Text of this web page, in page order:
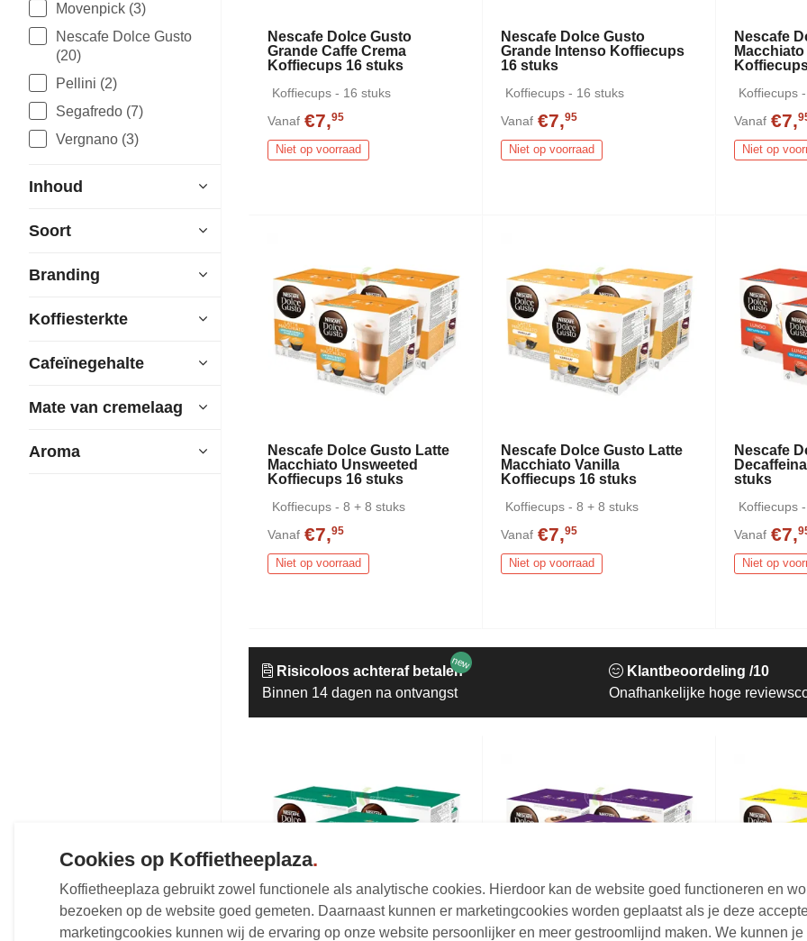
Movenpick (3)
Nescafe Dolce Gusto
(20)
Pellini (2)
Segafredo (7)
Vergnano (3)
Inhoud
Soort
Branding
Koffiesterkte
Cafeïnegehalte
Mate van cremelaag
Aroma
Nescafe Dolce Gusto
Grande Caffe Crema
Koffiecups 16 stuks
Koffiecups - 16 stuks
Vanaf €7,95
Niet op voorraad
Nescafe Dolce Gusto
Grande Intenso Koffiecups
16 stuks
Koffiecups - 16 stuks
Vanaf €7,95
Niet op voorraad
Nescafe
Macchiato
Koffiecups
Vanaf €7,
Niet op
Nescafe Dolce Gusto Latte
Macchiato Unsweeted
Koffiecups 16 stuks
Koffiecups - 8 + 8 stuks
Vanaf €7,95
Niet op voorraad
Nescafe Dolce Gusto Latte
Macchiato Vanilla
Koffiecups 16 stuks
Koffiecups - 8 + 8 stuks
Vanaf €7,95
Niet op voorraad
Nescafe
stuks
Koffiecups
Vanaf €7,
Niet op
Risicoloos achteraf betalen
Binnen 14 dagen na ontvangst
new
Klantbeoordeling /10
Onafhankelijke hoge
Cookies op Koffietheeplaza.
Koffietheeplaza gebruikt zowel functionele als analytische cookies. Hierdoor kan de website goed functioneren en
bezoeken op de website goed gemeten. Daarnaast kunnen er marketingcookies worden geplaatst als je deze
marketingcookies kunnen wij de ervaring op onze website persoonlijker en meer gestroomlijnd maken. We kunnen